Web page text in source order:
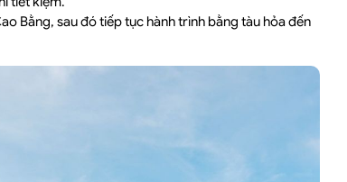
Bằng, sau đó tiếp tục hành trình bằng tàu hỏa đến